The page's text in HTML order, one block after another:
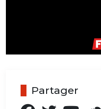
Partager